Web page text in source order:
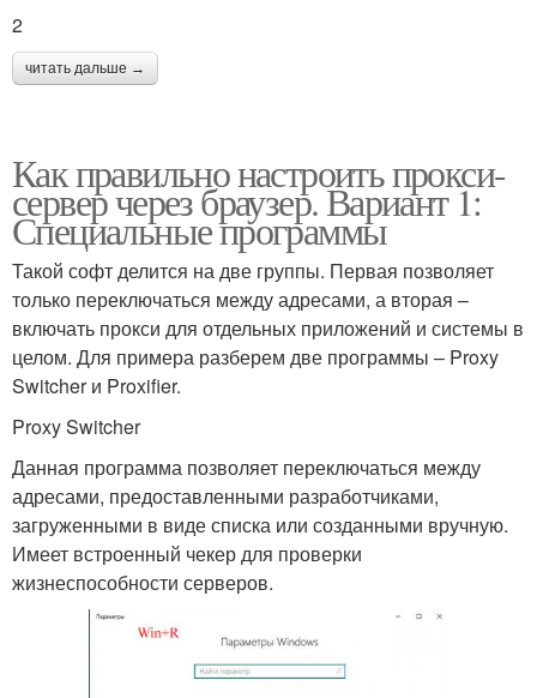
2
читать дальше →
Как правильно настроить прокси-
сервер через браузер. Вариант 1:
Специальные программы
Такой софт делится на две группы. Первая позволяет
только переключаться между адресами, а вторая –
включать прокси для отдельных приложений и системы в
целом. Для примера разберем две программы – Proxy
Switcher и Proxifier.
Proxy Switcher
Данная программа позволяет переключаться между
адресами, предоставленными разработчиками,
загруженными в виде списка или созданными вручную.
Имеет встроенный чекер для проверки
жизнеспособности серверов.